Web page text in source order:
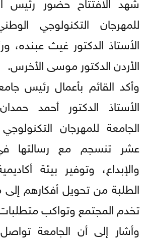
للمهرجان التكنولوجي
الأردن الدكتور موسى الأخرس.
وأكد القائم بأعمال رئيس
الأستاذ الدكتور أحمد
الجامعة للمهرجان
عشر تنسجم مع رسالتها في
والإبداع، وتوفير بيئة
الطلبة من تحويل أفكارهم
تخدم المجتمع وتواكب
وأشار إلى أن الجامعة